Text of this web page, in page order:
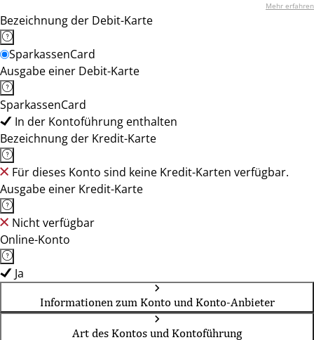
Mehr erfahren
Bezeichnung der Debit-Karte
SparkassenCard
Ausgabe einer Debit-Karte
SparkassenCard
In der Kontoführung enthalten
Bezeichnung der Kredit-Karte
Für dieses Konto sind keine Kredit-Karten verfügbar.
Ausgabe einer Kredit-Karte
Nicht verfügbar
Online-Konto
Ja
Informationen zum Konto und Konto-Anbieter
Art des Kontos und Kontoführung